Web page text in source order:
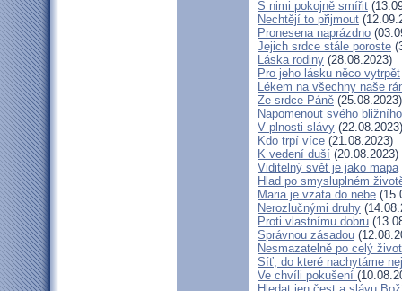
S nimi pokojně smířit
Nechtějí to přijmout
Pronesena naprázdno
Jejich srdce stále poroste
Láska rodiny (28.08.2023)
Pro jeho lásku něco vytrpět
Lékem na všechny naše
Ze srdce Páně (25.08.2023)
Napomenout svého bližního
V plnosti slávy (22.08.2023)
Kdo trpí více (21.08.2023)
K vedení duší (20.08.2023)
Viditelný svět je jako mapa
Hlad po smysluplném
Maria je vzata do nebe
Nerozlučnými druhy
Proti vlastnímu dobru
Správnou zásadou
Nesmazatelně po celý život
Síť, do které nachytáme
Ve chvíli pokušení